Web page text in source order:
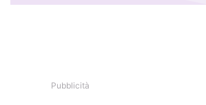
Pubblicità